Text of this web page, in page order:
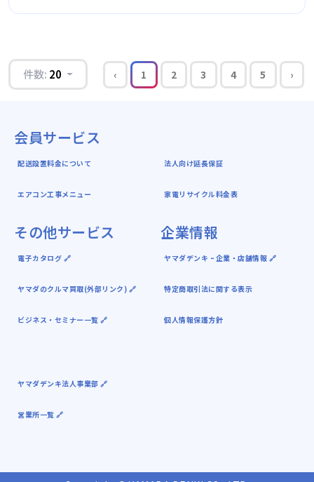
件数: 20 ‹ 1 2 3 4 5 ›
会員サービス
配送設置料金について
エアコン工事メニュー
法人向け延長保証
家電リサイクル料金表
その他サービス
電子カタログ 🔗
ヤマダのクルマ買取(外部リンク) 🔗
ビジネス・セミナー一覧 🔗
企業情報
ヤマダデンキ ｰ 企業・店舗情報 🔗
特定商取引法に関する表示
個人情報保護方針
ヤマダデンキ法人事業部 🔗
営業所一覧 🔗